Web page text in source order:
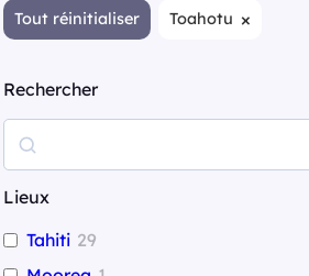
Tout réinitialiser Toahotu ×
Rechercher
e
c
h
Lieux
Tahiti 29